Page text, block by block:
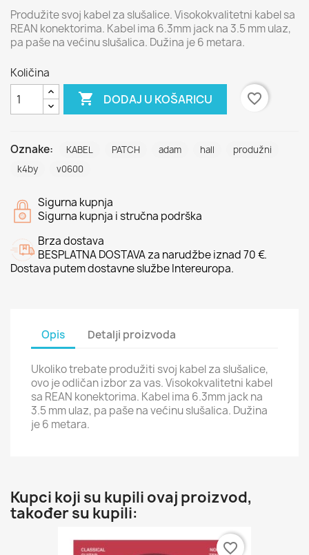
Produžite svoj kabel za slušalice. Visokokvalitetni kabel sa
REAN konektorima. Kabel ima 6.3mm jack na 3.5 mm ulaz,
pa paše na većinu slušalica. Dužina je 6 metara.
Količina
 DODAJ U KOŠARICU favorite_border
Oznake: KABEL PATCH adam hall
produžni
k4by
v0600
Sigurna kupnja
Sigurna kupnja i stručna podrška
Brza dostava
BESPLATNA DOSTAVA za narudžbe iznad 70 €.
Dostava putem dostavne službe Intereuropa.
Opis Detalji proizvoda
Ukoliko trebate produžiti svoj kabel za slušalice,
ovo je odličan izbor za vas. Visokokvalitetni kabel
sa REAN konektorima. Kabel ima 6.3mm jack na
3.5 mm ulaz, pa paše na većinu slušalica. Dužina
je 6 metara.
Kupci koji su kupili ovaj proizvod,
također su kupili:
favorite_border